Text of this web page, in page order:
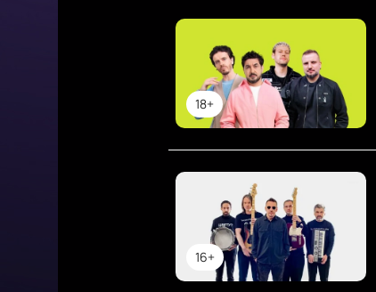
18+
16+